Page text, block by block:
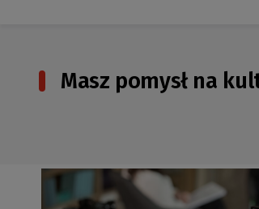
Masz pomysł na